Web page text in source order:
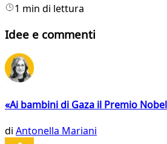
1 min di lettura
Idee e commenti
«Ai bambini di Gaza il Premio
di Antonella Mariani